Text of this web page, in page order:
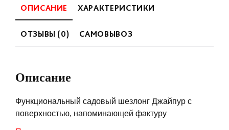
ОПИСАНИЕ ХАРАКТЕРИСТИКИ
ОТЗЫВЫ (0) САМОВЫВОЗ
Описание
Функциональный садовый шезлонг Джайпур с
поверхностью, напоминающей фактуру